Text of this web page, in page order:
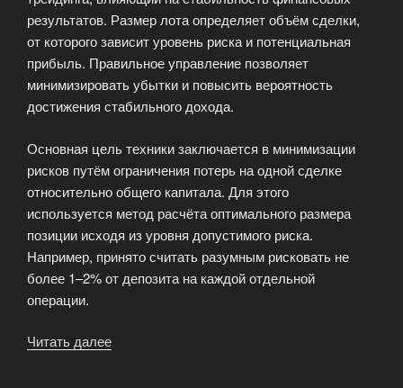
результатов. Размер лота определяет объём сделки,
от которого зависит уровень риска и потенциальная
прибыль. Правильное управление позволяет
минимизировать убытки и повысить вероятность
достижения стабильного дохода.
Основная цель техники заключается в минимизации
рисков путём ограничения потерь на одной сделке
относительно общего капитала. Для этого
используется метод расчёта оптимального размера
позиции исходя из уровня допустимого риска.
Например, принято считать разумным рисковать не
более 1–2% от депозита на каждой отдельной
операции.
Читать далее